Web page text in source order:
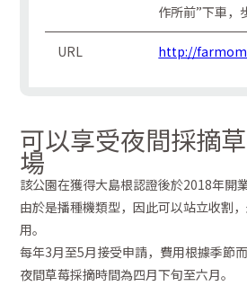
作所前”下車，
URL http://
可以享受夜間採摘
場
該公園在獲得大島根認證後於2018年開業
由於是播種機類型，因此可以站立收割
用。
每年3月至5月接受申請，費用根據季節而
夜間草莓採摘時間為四月下旬至六月。